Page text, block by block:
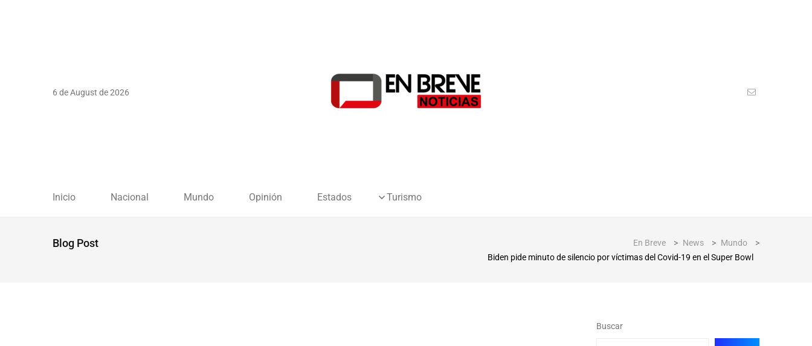
6 de August de 2026
Inicio Nacional Mundo Opinión Estados Turismo
Blog Post En Breve > News > Mundo
>
Biden pide minuto de silencio por víctimas del Covid-19 en el Super Bowl
Buscar